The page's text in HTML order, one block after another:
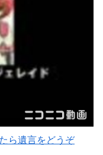
遺言をどうぞ